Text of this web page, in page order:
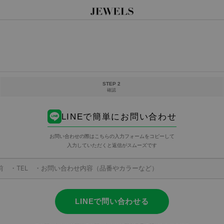
STEP 2
確認
LINEで簡単にお問い合わせ
お問い合わせの際はこちらの入力フォームをコピーして
入力していただくと返信がスムーズです
LINEで問い合わせる